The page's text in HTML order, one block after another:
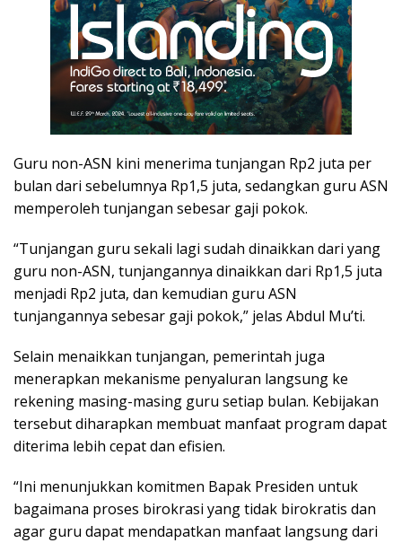
Guru non-ASN kini menerima tunjangan Rp2 juta per
bulan dari sebelumnya Rp1,5 juta, sedangkan guru ASN
memperoleh tunjangan sebesar gaji pokok.
“Tunjangan guru sekali lagi sudah dinaikkan dari yang
guru non-ASN, tunjangannya dinaikkan dari Rp1,5 juta
menjadi Rp2 juta, dan kemudian guru ASN
tunjangannya sebesar gaji pokok,” jelas Abdul Mu’ti.
Selain menaikkan tunjangan, pemerintah juga
menerapkan mekanisme penyaluran langsung ke
rekening masing-masing guru setiap bulan. Kebijakan
tersebut diharapkan membuat manfaat program dapat
diterima lebih cepat dan efisien.
“Ini menunjukkan komitmen Bapak Presiden untuk
bagaimana proses birokrasi yang tidak birokratis dan
agar guru dapat mendapatkan manfaat langsung dari